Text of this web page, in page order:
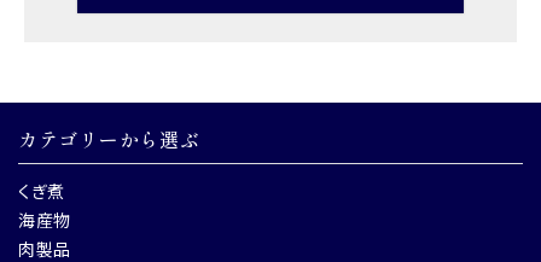
カテゴリーから選ぶ
くぎ煮
海産物
肉製品